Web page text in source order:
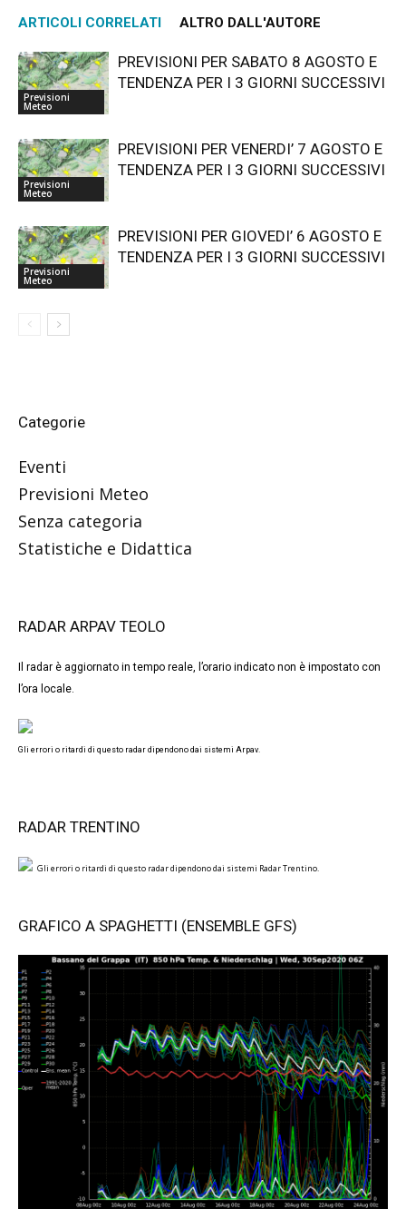
ARTICOLI CORRELATI ALTRO DALL'AUTORE
Previsioni
Meteo
PREVISIONI PER SABATO 8 AGOSTO E
TENDENZA PER I 3 GIORNI SUCCESSIVI
Previsioni
Meteo
PREVISIONI PER VENERDI’ 7 AGOSTO E
TENDENZA PER I 3 GIORNI SUCCESSIVI
Previsioni
Meteo
PREVISIONI PER GIOVEDI’ 6 AGOSTO E
TENDENZA PER I 3 GIORNI SUCCESSIVI
Categorie
Eventi
Previsioni Meteo
Senza categoria
Statistiche e Didattica
RADAR ARPAV TEOLO
Il radar è aggiornato in tempo reale, l’orario indicato non è impostato con
l’ora locale.
Gli errori o ritardi di questo radar dipendono dai sistemi Arpav.
RADAR TRENTINO
Gli errori o ritardi di questo radar dipendono dai sistemi Radar Trentino.
GRAFICO A SPAGHETTI (ENSEMBLE GFS)